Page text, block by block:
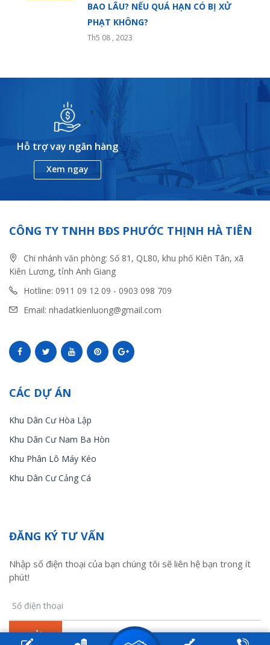
BAO LÂU? NẾU QUÁ HẠN CÓ BỊ XỬ
PHẠT KHÔNG?
Th5 08 , 2023
Hỗ trợ vay ngân hàng
Xem ngay
CÔNG TY TNHH BĐS PHƯỚC THỊNH HÀ TIÊN
Chi nhánh văn phòng: Số 81, QL80, khu phố Kiên Tân, xã
Kiên Lương, tỉnh Anh Giang
Hotline: 0911 09 12 09 - 0903 098 709
Email: nhadatkienluong@gmail.com
CÁC DỰ ÁN
Khu Dân Cư Hòa Lập
Khu Dân Cư Nam Ba Hòn
Khu Phân Lô Máy Kéo
Khu Dân Cư Cảng Cá
ĐĂNG KÝ TƯ VẤN
Nhập số điện thoại của bạn chúng tôi sẽ liên hệ bạn trong ít
phút!